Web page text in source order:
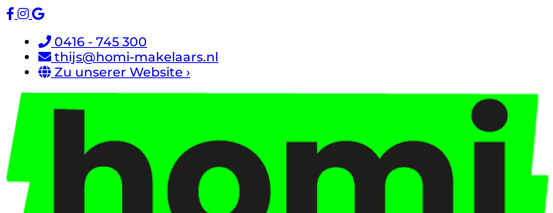
0416 - 745 300
thijs@homi-makelaars.nl
Zu unserer Website ›